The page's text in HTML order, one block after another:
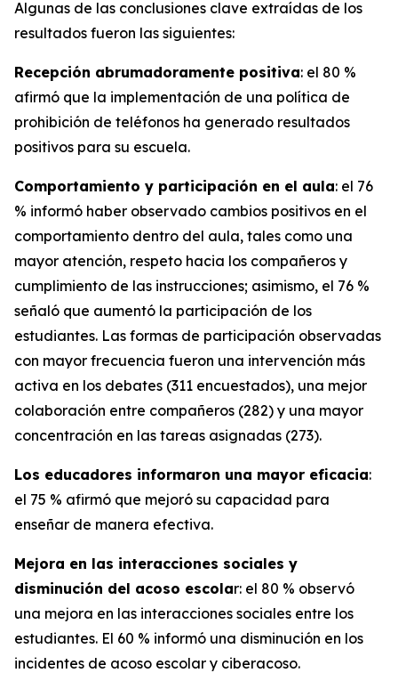
Algunas de las conclusiones clave extraídas de los
resultados fueron las siguientes:
Recepción abrumadoramente positiva: el 80 %
afirmó que la implementación de una política de
prohibición de teléfonos ha generado resultados
positivos para su escuela.
Comportamiento y participación en el aula: el 76
% informó haber observado cambios positivos en el
comportamiento dentro del aula, tales como una
mayor atención, respeto hacia los compañeros y
cumplimiento de las instrucciones; asimismo, el 76 %
señaló que aumentó la participación de los
estudiantes. Las formas de participación observadas
con mayor frecuencia fueron una intervención más
activa en los debates (311 encuestados), una mejor
colaboración entre compañeros (282) y una mayor
concentración en las tareas asignadas (273).
Los educadores informaron una mayor eficacia:
el 75 % afirmó que mejoró su capacidad para
enseñar de manera efectiva.
Mejora en las interacciones sociales y
disminución del acoso escolar: el 80 % observó
una mejora en las interacciones sociales entre los
estudiantes. El 60 % informó una disminución en los
incidentes de acoso escolar y ciberacoso.